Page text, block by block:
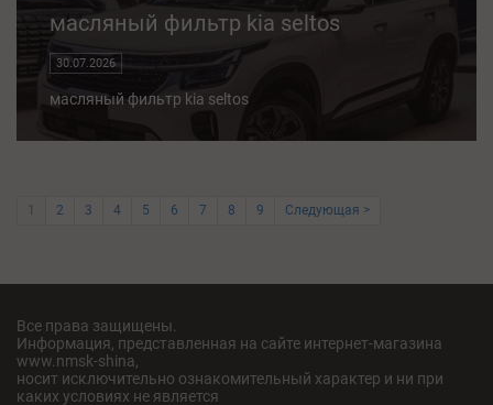
масляный фильтр kia seltos
30.07.2026
масляный фильтр kia seltos
1 2 3 4 5 6 7 8 9 Следующая >
Все права защищены.
Информация, представленная на сайте интернет-магазина
www.nmsk-shina,
носит исключительно ознакомительный характер и ни при
каких условиях не является